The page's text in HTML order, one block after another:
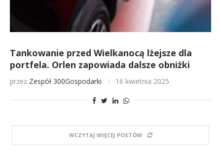
Tankowanie przed Wielkanocą lżejsze dla
portfela. Orlen zapowiada dalsze obniżki
przez Zespół 300Gospodarki 16 kwietnia 2025
WCZYTAJ WIĘCEJ POSTÓW